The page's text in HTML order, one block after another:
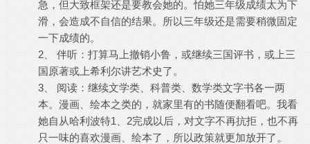
急，但大致框架还是要教会她的。怕她三年级成绩太为下
滑，会造成不自信的结果。所以三年级还是需要稍微固定
一下成绩的。
2、 伴听：打算马上撤销小鲁，或继续三国评书，或上三
国原著或上希利尔讲艺术史了。
3、 阅读：继续文学类、科普类、数学类文字书各一两
本。漫画、绘本之类的，就家里有的书随便翻看吧。我看
她自从哈利波特1、2完成以后，对文字不再抗拒，也不再
只一味的喜欢漫画、绘本了，所以政策就更加放开了。